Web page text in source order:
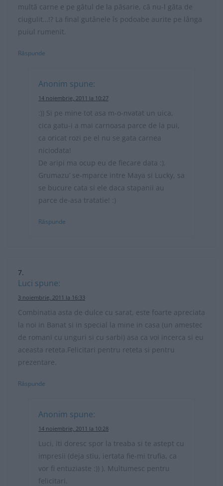
multă carne e pe gâtul de la păsarie, că nu-l găta de
ciugulit…!? La final gutânele îs podoabe aurite pe lânga
puiul rumenit.
Răspunde
Anonim spune:
14 noiembrie, 2011 la 10:27
:)) Si pe mine tot asa m-o-nvatat un uica,
cica gatu-i a mai carnoasa parce de la pui,
ca oricat rozi pe el nu se gata carnea
niciodata!
De aripi ma ocup eu de fiecare data :).
Grumazu’ se-mparce intre Maya si Lucky, sa
se bucure cata si ele daca stapanii au
parce de-asa tratatie! :)
Răspunde
Luci spune:
3 noiembrie, 2011 la 16:33
Combinatia asta de dulce cu sarat, este foarte apreciata
la noi in Banat si in special la mine in casa (un amestec
de romani cu unguri si cu sarbi) asa ca voi incerca si eu
aceasta reteta.Felicitari pentru reteta si pentru
prezentare.
Răspunde
Anonim spune:
14 noiembrie, 2011 la 10:28
Luci, iti doresc spor la treaba si te astept cu
impresii (deja stiu, iertata fie-mi trufia, ca
vor fi entuziaste :)) ). Multumesc pentru
felicitari.